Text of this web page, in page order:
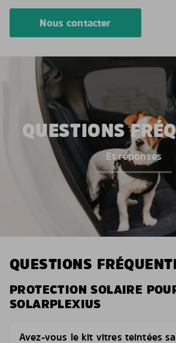
Nous contacter
QUESTIONS
Et réponses
QUESTIONS
PROTECTION SOLAIRE
SOLARPLEXIUS
Avez-vous le kit vitres teintées